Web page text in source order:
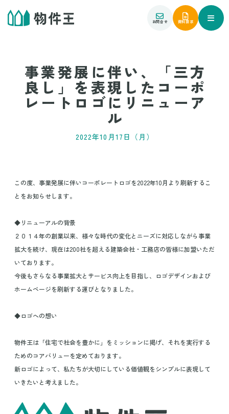
お問合せ 資料請求
事業発展に伴い、「三方
良し」を表現したコーポ
レートロゴにリニューア
ル
2022年10月17日（月）
この度、事業発展に伴いコーポレートロゴを2022年10月より刷新するこ
とをお知らせします。
◆リニューアルの背景
２０１４年の創業以来、様々な時代の変化とニーズに対応しながら事業
拡大を続け、現在は200社を超える建築会社・工務店の皆様に加盟いただ
いております。
今後もさらなる事業拡大とサービス向上を目指し、ロゴデザインおよび
ホームページを刷新する運びとなりました。
◆ロゴへの想い
物件王は「住宅で社会を豊かに」をミッションに掲げ、それを実行する
ためのコアバリューを定めております。
新ロゴによって、私たちが大切にしている価値観をシンプルに表現して
いきたいと考えました。